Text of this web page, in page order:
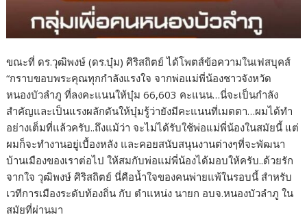
ขณะที่ ดร.วุฒิพงษ์ (ดร.บุ๋ม) ศิริสถิตย์ ได้โพตส์ข้อความในเฟสบุคส์
“กราบขอบพระคุณทุกกำลังแรงใจ จากพ่อแม่พี่น้องชาวจังหวัด
หนองบัวลำภู ที่ลงคะแนนให้บุ๋ม 66,603 คะแนน…นี่จะเป็นกำลัง
สำคัญและเป็นแรงผลักดันให้บุ๋มรู้ว่ายังมีคะแนนที่เมตตา…ผมได้ทำ
อย่างเต็มที่แล้วครับ..ถึงแม้ว่า จะไม่ได้รับใช้พ่อแม่พี่น้องในสมัยนี้ แต่
ผมก็จะทำงานอยู่เบื้องหลัง และคอยสนับสนุนงานต่างๆที่จะพัฒนา
บ้านเมืองของเราต่อไป ให้สมกับพ่อแม่พี่น้องได้มอบให้ครับ..ด้วยรัก
จากใจ วุฒิพงษ์ ศิริสถิตย์ นี่คือน้ำใจของคนพ่ายแพ้ในรอบนี้ สำหรับ
เวทีการเมืองระดับท้องถิ่น กับ ตำแหน่ง นายก อบจ.หนองบัวลำภู ใน
สมัยที่ผ่านมา